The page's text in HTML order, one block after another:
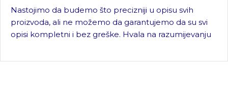
Nastojimo da budemo što precizniji u opisu svih
proizvoda, ali ne možemo da garantujemo da su svi
opisi kompletni i bez greške. Hvala na razumijevanju